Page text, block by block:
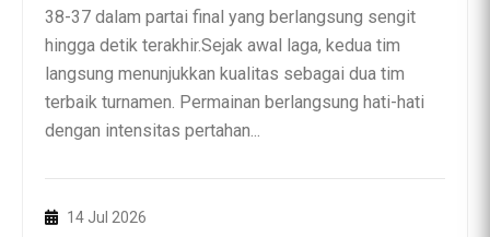
38-37 dalam partai final yang berlangsung sengit
hingga detik terakhir.Sejak awal laga, kedua tim
langsung menunjukkan kualitas sebagai dua tim
terbaik turnamen. Permainan berlangsung hati-hati
dengan intensitas pertahan...
14 Jul 2026